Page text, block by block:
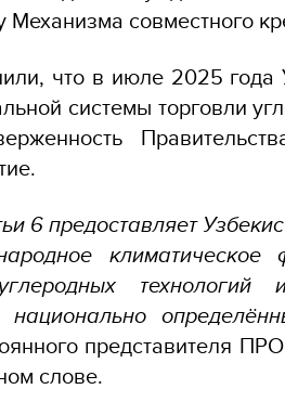
Механизма совместного
что в июле 2025
системы торговли
6 предоставляет
климатическое
национально
представителя
слове.